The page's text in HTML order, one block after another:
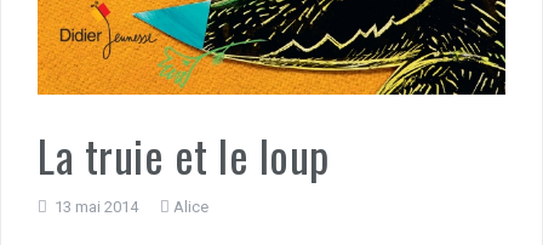
La truie et le loup
13 mai 2014 Alice